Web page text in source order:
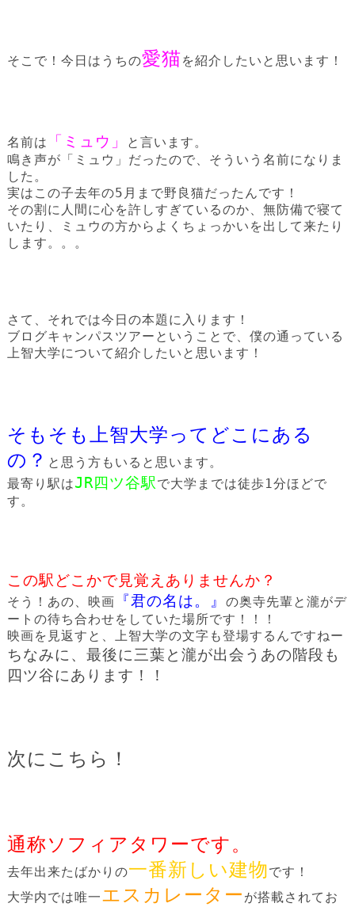
そこで！今日はうちの愛猫を紹介したいと思います！
名前は 「ミュウ」
と言います。
鳴き声が「ミュウ」だったので、そういう名前になりま
した。
実はこの子去年の5月まで野良猫だったんです！
その割に人間に心を許しすぎているのか、無防備で寝て
いたり、ミュウの方からよくちょっかいを出して来たり
します。。。
さて、それでは今日の本題に入ります！
ブログキャンパスツアーということで、僕の通っている
上智大学について紹介したいと思います！
そもそも上智大学ってどこにある
の？ と思う方もいると思います。
最寄り駅はJR四ツ谷駅 で大学までは徒歩1分ほどで
す。
この駅どこかで見覚えありませんか？
そう！あの、映画 『君の名は。』 の奥寺先輩と瀧がデ
ートの待ち合わせをしていた場所です！！！
映画を見返すと、上智大学の文字も登場するんですねー
ちなみに、最後に三葉と瀧が出会うあの階段も
四ツ谷にあります！！
次にこちら！
通称ソフィアタワーです。
去年出来たばかりの一番新しい建物です！
大学内では唯一エスカレーター が搭載されてお